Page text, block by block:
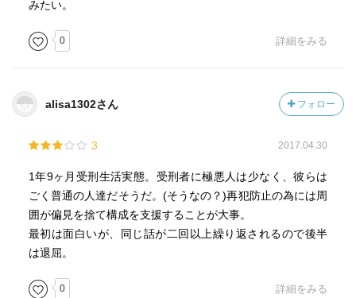
みたい。
0 詳細をみる
alisa1302さん フォロー
3 2017.04.30
1年9ヶ月受刑生活実態。受刑者に極悪人は少なく、彼らは
ごく普通の人達だそうだ。(そうなの？)再犯防止の為には周
囲が偏見を捨て構成を支援することが大事。
最初は面白いが、同じ話が二回以上繰り返されるので後半
は退屈。
0 詳細をみる